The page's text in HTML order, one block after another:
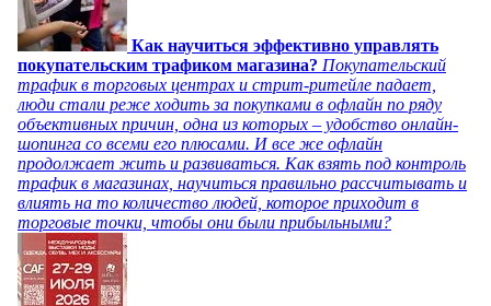
Как научиться эффективно управлять
покупательским трафиком магазина? Покупательский
трафик в торговых центрах и стрит-ритейле падает,
люди стали реже ходить за покупками в офлайн по ряду
объективных причин, одна из которых – удобство онлайн-
шопинга со всеми его плюсами. И все же офлайн
продолжает жить и развиваться. Как взять под контроль
трафик в магазинах, научиться правильно рассчитывать и
влиять на то количество людей, которое приходит в
торговые точки, чтобы они были прибыльными?